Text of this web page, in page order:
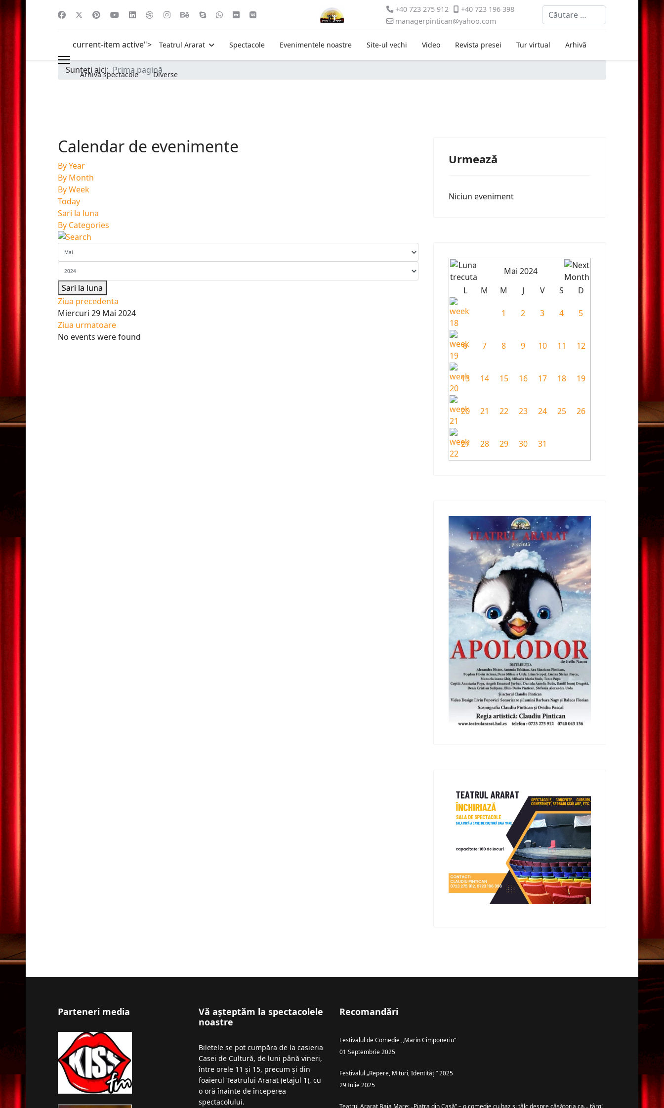
+40 723 275 912
+40 723 196 398
managerpintican@yahoo.com
Cautare
current-item active"> Teatrul Ararat Spectacole Evenimentele noastre Site-ul vechi Video Revista presei Tur virtual Arhivă
Arhivă spectacole Diverse
Sunteți aici: Prima pagină
Calendar de evenimente
By Year
By Month
By Week
Today
Sari la luna
By Categories
Sari la luna
Ziua precedenta
Miercuri 29 Mai 2024
Ziua urmatoare
No events were found
Urmează
Niciun eveniment
Mai 2024
L
M M J V S D
1 2 3 4 5
6 7 8 9 10 11 12
13 14 15 16 17 18 19
20 21 22 23 24 25 26
27 28 29 30 31
Parteneri media
Vă așteptăm la spectacolele
noastre
Biletele se pot cumpăra de la casieria
Casei de Cultură, de luni până vineri,
între orele 11 și 15, precum și din
foaierul Teatrului Ararat (etajul 1), cu
o oră înainte de începerea
spectacolului.
Recomandări
Festivalul de Comedie ,,Marin Cimponeriu”
01 Septembrie 2025
Festivalul „Repere, Mituri, Identități” 2025
29 Iulie 2025
Teatrul Ararat Baia Mare: „Piatra din Casă” – o comedie cu haz și tâlc despre căsătoria ca… târg!